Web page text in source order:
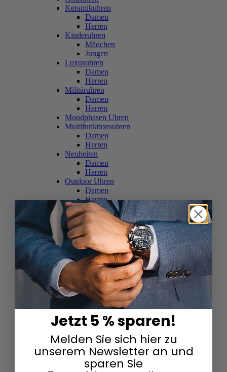
Keramikuhren
Damen
Herren
Kinderuhren
Mädchen
Jungen
Luxusuhren
Damen
Herren
Militäruhren
Damen
Herren
Mondphasen Uhren
Multifunktionsuhren
Damen
Herren
Neuheiten
Damen
Herren
Outdoor Uhren
Damen
Herren
Schweizer Uhren
Damen
Herren
Skelettuhren
Damen
Herren
Smartwatches
Damen
Herren
Solaruhren
Herren
Damen
Sportuhren
Damen
Herren
Swarovski & Edelsteine
Damen
Herren
Jetzt 5 % sparen!
Melden Sie sich hier zu
unserem Newsletter an und
sparen Sie